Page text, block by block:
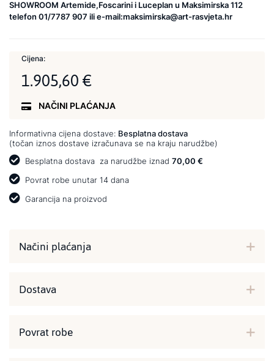
SHOWROOM Artemide,Foscarini i Luceplan u Maksimirska 112
telefon 01/7787 907 ili e-mail:maksimirska@art-rasvjeta.hr
Cijena:
1.905,60 €
NAČINI PLAĆANJA
Informativna cijena dostave: Besplatna dostava
(točan iznos dostave izračunava se na kraju narudžbe)
Besplatna dostava za narudžbe iznad 70,00 €
Povrat robe unutar 14 dana
Garancija na proizvod
Načini plaćanja
Dostava
Povrat robe